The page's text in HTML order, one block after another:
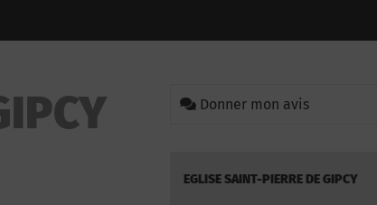
Donner mon avis
EGLISE SAINT-PIERRE DE GIPCY